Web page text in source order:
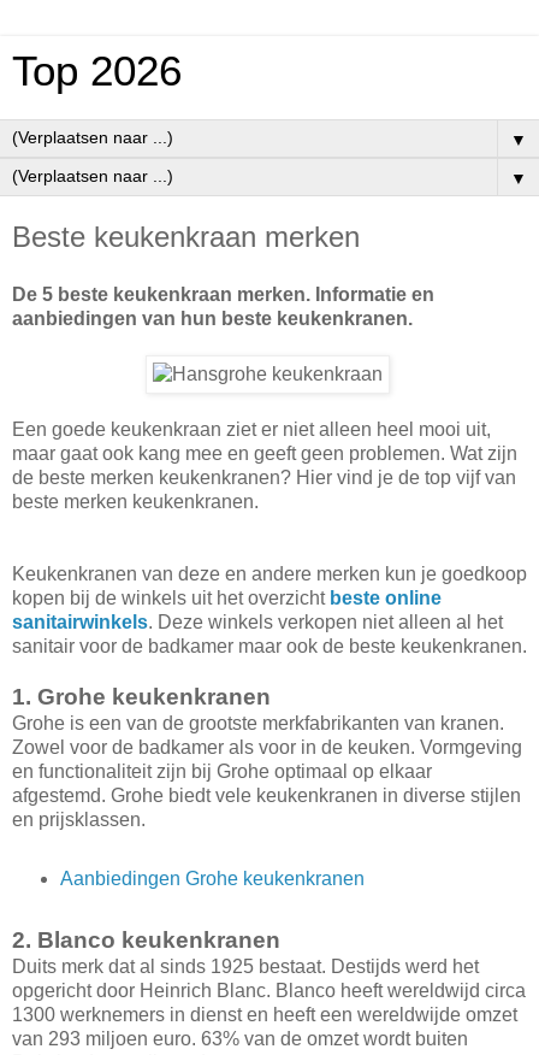
Top 2026
▼
▼
Beste keukenkraan merken
De 5 beste keukenkraan merken. Informatie en
aanbiedingen van hun beste keukenkranen.
Een goede keukenkraan ziet er niet alleen heel mooi uit,
maar gaat ook kang mee en geeft geen problemen. Wat zijn
de beste merken keukenkranen? Hier vind je de top vijf van
beste merken keukenkranen.
Keukenkranen van deze en andere merken kun je goedkoop
kopen bij de winkels uit het overzicht beste online
sanitairwinkels. Deze winkels verkopen niet alleen al het
sanitair voor de badkamer maar ook de beste keukenkranen.
1. Grohe keukenkranen
Grohe is een van de grootste merkfabrikanten van kranen.
Zowel voor de badkamer als voor in de keuken. Vormgeving
en functionaliteit zijn bij Grohe optimaal op elkaar
afgestemd. Grohe biedt vele keukenkranen in diverse stijlen
en prijsklassen.
Aanbiedingen Grohe keukenkranen
2. Blanco keukenkranen
Duits merk dat al sinds 1925 bestaat. Destijds werd het
opgericht door Heinrich Blanc. Blanco heeft wereldwijd circa
1300 werknemers in dienst en heeft een wereldwijde omzet
van 293 miljoen euro. 63% van de omzet wordt buiten